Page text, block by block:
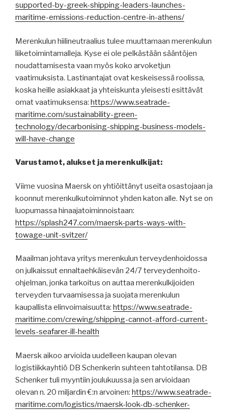
supported-by-greek-shipping-leaders-launches-
maritime-emissions-reduction-centre-in-athens/
Merenkulun hiilineutraalius tulee muuttamaan merenkulun
liiketoimintamalleja. Kyse ei ole pelkästään sääntöjen
noudattamisesta vaan myös koko arvoketjun
vaatimuksista. Lastinantajat ovat keskeisessä roolissa,
koska heille asiakkaat ja yhteiskunta yleisesti esittävät
omat vaatimuksensa: https://www.seatrade-
maritime.com/sustainability-green-
technology/decarbonising-shipping-business-models-
will-have-change
Varustamot, alukset ja merenkulkijat:
Viime vuosina Maersk on yhtiöittänyt useita osastojaan ja
koonnut merenkulkutoiminnot yhden katon alle. Nyt se on
luopumassa hinaajatoiminnoistaan:
https://splash247.com/maersk-parts-ways-with-
towage-unit-svitzer/
Maailman johtava yritys merenkulun terveydenhoidossa
on julkaissut ennaltaehkäisevän 24/7 terveydenhoito-
ohjelman, jonka tarkoitus on auttaa merenkulkijoiden
terveyden turvaamisessa ja suojata merenkulun
kaupallista elinvoimaisuutta: https://www.seatrade-
maritime.com/crewing/shipping-cannot-afford-current-
levels-seafarer-ill-health
Maersk aikoo arvioida uudelleen kaupan olevan
logistiikkayhtiö DB Schenkerin suhteen tahtotilansa. DB
Schenker tuli myyntiin joulukuussa ja sen arvioidaan
olevan n. 20 miljardin €:n arvoinen: https://www.seatrade-
maritime.com/logistics/maersk-look-db-schenker-